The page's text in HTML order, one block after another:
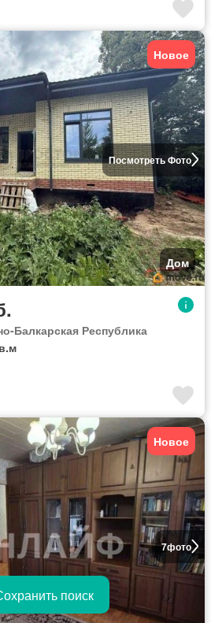
Посмотреть Фото
Новое
Дом
Балкарская Республика
7фото
Новое
поиск